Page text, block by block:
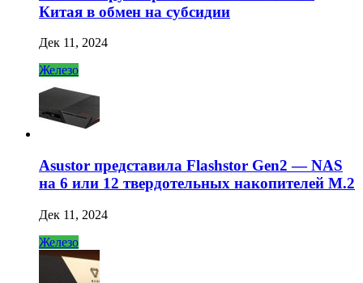
Китая в обмен на субсидии
Дек 11, 2024
Железо
Asustor представила Flashstor Gen2 — NAS
на 6 или 12 твердотельных накопителей M.2
Дек 11, 2024
Железо